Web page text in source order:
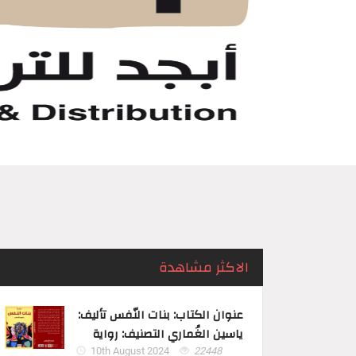
الاكثر مشاهدة
عنوان الكتاب: بنات النّفس تأليف:
ياسين الغُماري التصنيف: رواية
10th August 2024 22448